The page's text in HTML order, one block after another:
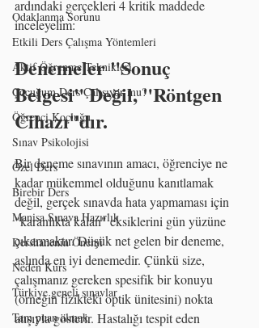
Odaklanma Sorunu
Etkili Ders Çalışma Yöntemleri
Aktif Öğrenme Teknikleri
Çocuğum Ders Çalışıyor mu?
Öğrenci Koçluğu
Sınav Psikolojisi
Özel Ders
Birebir Ders
Manisa Sınava Hazırlık
Dershanenin Önemi
Neden Kurs
Türkiye geneli sınavlar
Tam puan almak
ardındaki gerçekleri 4 kritik maddede
inceleyelim:
Denemeler "Sonuç
Belgesi" Değil, "Röntgen
Cihazı"dır.
Bir deneme sınavının amacı, öğrenciye ne
kadar mükemmel olduğunu kanıtlamak
değil, gerçek sınavda hata yapmaması için
"karanlıkta kalan" eksiklerini gün yüzüne
çıkarmaktır. Düşük net gelen bir deneme,
aslında en iyi denemedir. Çünkü size,
çalışmanız gereken spesifik bir konuyu
(örneğin fizikteki optik ünitesini) nokta
atışıyla gösterir. Hastalığı tespit eden